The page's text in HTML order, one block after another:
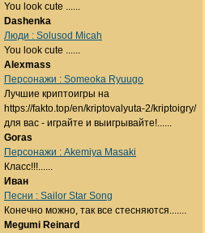
You look cute ......
Dashenka
Люди : Solusod Micah
You look cute ......
Alexmass
Персонажи : Someoka Ryuugo
Лучшие криптоигры на
https://fakto.top/en/kriptovalyuta-2/kriptoigry/
для вас - играйте и выигрывайте!......
Goras
Персонажи : Akemiya Masaki
Класс!!!......
Иван
Песни : Sailor Star Song
Конечно можно, так все стесняются.......
Megumi Reinard